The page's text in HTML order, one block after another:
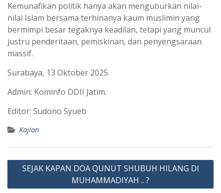
Kemunafikan politik hanya akan menguburkan nilai-
nilai Islam bersama terhinanya kaum muslimin yang
bermimpi besar tegaknya keadilan, tetapi yang muncul
justru penderitaan, pemiskinan, dan penyengsaraan
massif.
Surabaya, 13 Oktober 2025
Admin: Kominfo DDII Jatim.
Editor: Sudono Syueb
Kajian
Post
navigation
SEJAK KAPAN DOA QUNUT SHUBUH HILANG DI
MUHAMMADIYAH .. ?